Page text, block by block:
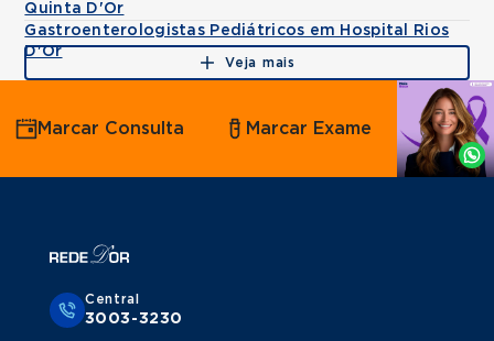
Quinta D'Or
Gastroenterologistas Pediátricos em Hospital Rios
D'Or
Veja mais
Agende
por
Whatsapp
Marcar Consulta Marcar Exame
Central
3003-3230